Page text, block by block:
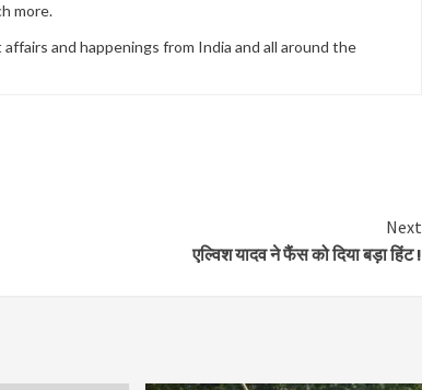
more.
and happenings from India and all around the
Next
एल्विश यादव ने फैंस को दिया बड़ा हिंट !